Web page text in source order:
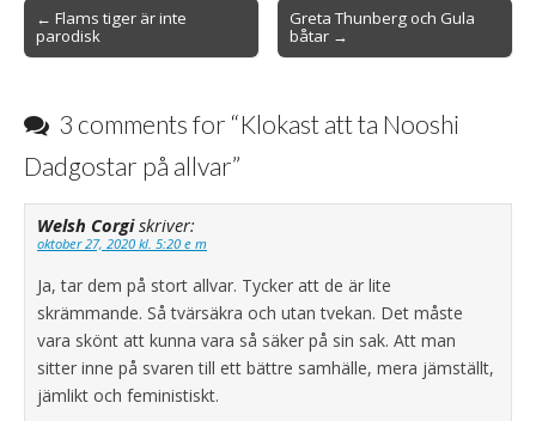
Post
navigation
← Flams tiger är inte
parodisk
Greta Thunberg och Gula
båtar →
3 comments for “Klokast att ta Nooshi
Dadgostar på allvar”
Welsh Corgi skriver:
oktober 27, 2020 kl. 5:20 e m
Ja, tar dem på stort allvar. Tycker att de är lite
skrämmande. Så tvärsäkra och utan tvekan. Det måste
vara skönt att kunna vara så säker på sin sak. Att man
sitter inne på svaren till ett bättre samhälle, mera jämställt,
jämlikt och feministiskt.